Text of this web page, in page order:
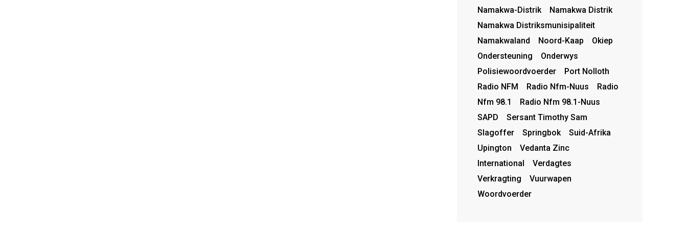
Namakwa-Distrik
Namakwa Distrik
Namakwa Distriksmunisipaliteit
Namakwaland
Noord-Kaap
Okiep
Ondersteuning
Onderwys
Polisiewoordvoerder
Port Nolloth
Radio NFM
Radio Nfm-Nuus
Radio
Nfm 98.1
Radio Nfm 98.1-Nuus
SAPD
Sersant Timothy Sam
Slagoffer
Springbok
Suid-Afrika
Upington
Vedanta Zinc
International
Verdagtes
Verkragting
Vuurwapen
Woordvoerder